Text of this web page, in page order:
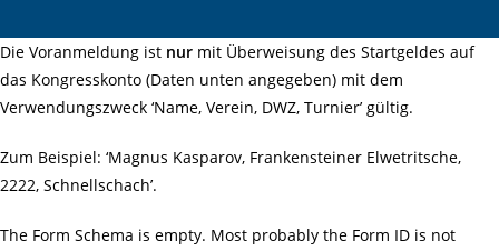
Die Voranmeldung ist nur mit Überweisung des Startgeldes auf
das Kongresskonto (Daten unten angegeben) mit dem
Verwendungszweck ‘Name, Verein, DWZ, Turnier’ gültig.
Zum Beispiel: ‘Magnus Kasparov, Frankensteiner Elwetritsche,
2222, Schnellschach’.
The Form Schema is empty. Most probably the Form ID is not